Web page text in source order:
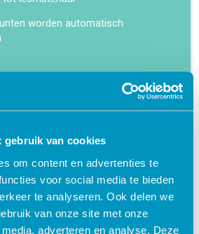
gebruik van cookies
om content en advertenties te
voor social media te bieden
te analyseren. Ook delen we
van onze site met onze
adverteren en analyse. Deze
worden automatisch
cursussen